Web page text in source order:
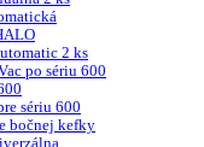
2 ks
po sériu 600
sériu 600
bočnej kefky